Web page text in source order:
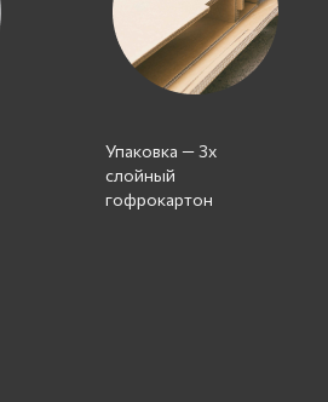
Упаковка — 3х
слойный
гофрокартон